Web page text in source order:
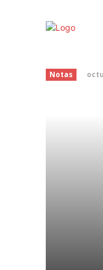
La
Notas